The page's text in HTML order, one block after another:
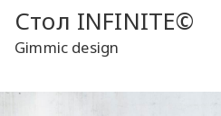
Стол INFINITE©
Gimmic design